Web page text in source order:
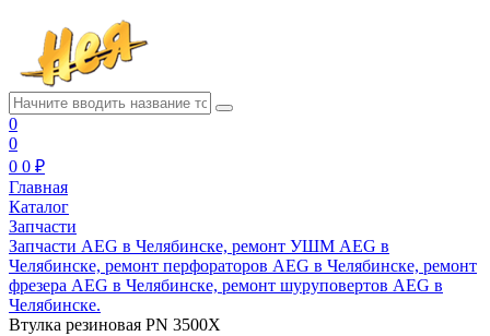
0
0
0 0 ₽
Главная
Каталог
Запчасти
Запчасти AEG в Челябинске, ремонт УШМ AEG в
Челябинске, ремонт перфораторов AEG в Челябинске, ремонт
фрезера AEG в Челябинске, ремонт шуруповертов AEG в
Челябинске.
Втулка резиновая PN 3500X